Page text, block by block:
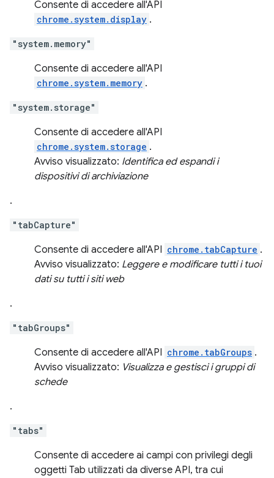
Consente di accedere all'API
chrome.system.display .
"system.memory"
Consente di accedere all'API
chrome.system.memory .
"system.storage"
Consente di accedere all'API
chrome.system.storage .
Avviso visualizzato: Identifica ed espandi i
dispositivi di archiviazione
.
"tabCapture"
Consente di accedere all'API chrome.tabCapture .
Avviso visualizzato: Leggere e modificare tutti i tuoi
dati su tutti i siti web
.
"tabGroups"
Consente di accedere all'API chrome.tabGroups .
Avviso visualizzato: Visualizza e gestisci i gruppi di
schede
.
"tabs"
Consente di accedere ai campi con privilegi degli
oggetti Tab utilizzati da diverse API, tra cui